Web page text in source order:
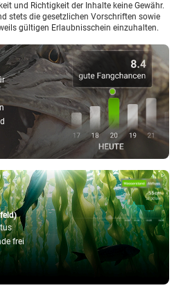
frei
und Richtigkeit der Inhalte keine Gewähr.
stets die gesetzlichen Vorschriften sowie
gültigen Erlaubnisschein einzuhalten.